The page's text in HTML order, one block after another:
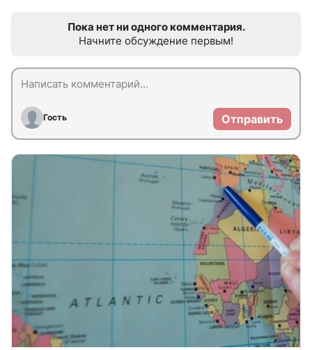
Пока нет ни одного комментария.
Начните обсуждение первым!
Гость Отправить